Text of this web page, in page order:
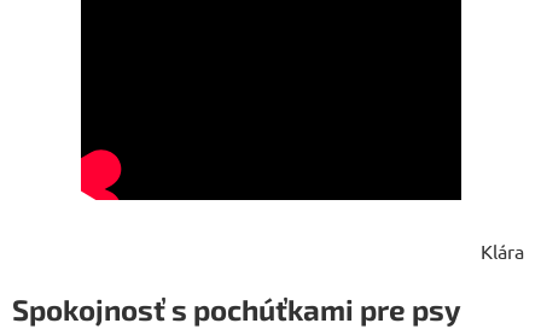
Klára
Spokojnosť s pochúťkami pre psy